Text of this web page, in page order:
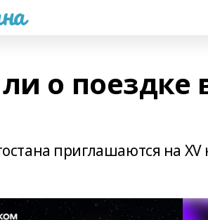
о поездке
приглашаются на XV